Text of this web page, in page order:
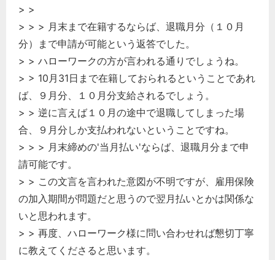
> >
> > > 月末まで在籍するならば、退職月分（１０月
分）まで申請が可能という返答でした。
> > ハローワークの方が言われる通りでしょうね。
> > 10月31日まで在籍しておられるということであれ
ば、９月分、１０月分支給されるでしょう。
> > 逆に言えば１０月の途中で退職してしまった場
合、９月分しか支払われないということですね。
> > > 月末締めの'当月払い'ならば、退職月分まで申
請可能です。
> > この文言を言われた意図が不明ですが、雇用保険
の加入期間が問題だと思うので翌月払いとかは関係な
いと思われます。
> > 再度、ハローワーク様に問い合わせれば懇切丁寧
に教えてくださると思います。